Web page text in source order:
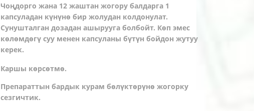
Чоңдорго жана 12 жаштан жогору балдарга 1
капсуладан күнүнө бир жолудан колдонулат.
Сунушталган дозадан ашырууга болбойт. Көп эмес
көлөмдөгү суу менен капсуланы бүтүн бойдон жутуу
керек.
Каршы көрсөтмө.
Препараттын бардык курам бөлүктөрүнө жогорку
сезгичтик.